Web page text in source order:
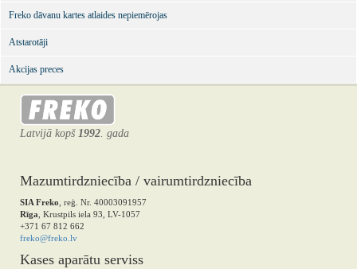
Freko dāvanu kartes atlaides nepiemērojas
Atstarotāji
Akcijas preces
Latvijā kopš 1992. gada
Mazumtirdzniecība / vairumtirdzniecība
SIA Freko , reģ. Nr. 40003091957
Rīga , Krustpils iela 93, LV-1057
+371 67 812 662
freko@freko.lv
Kases aparātu serviss